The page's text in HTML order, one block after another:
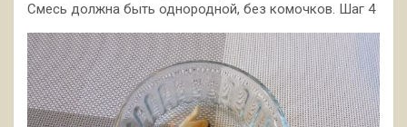
Смесь должна быть однородной, без комочков. Шаг 4